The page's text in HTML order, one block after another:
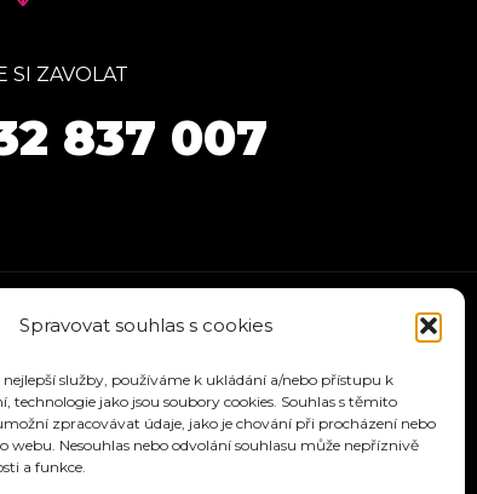
Spravovat souhlas s cookies
služby, používáme k ukládání a/nebo přístupu k
technologie jako jsou soubory cookies. Souhlas s těmito
zpracovávat údaje, jako je chování při procházení nebo
webu. Nesouhlas nebo odvolání souhlasu může nepříznivě
a funkce.
SI ZAVOLAT
837 007